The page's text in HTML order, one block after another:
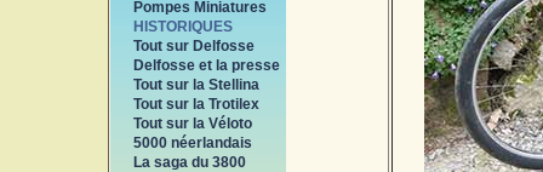
Pompes Miniatures
HISTORIQUES
Tout sur Delfosse
Delfosse et la presse
Tout sur la Stellina
Tout sur la Trotilex
Tout sur la Véloto
5000 néerlandais
La saga du 3800